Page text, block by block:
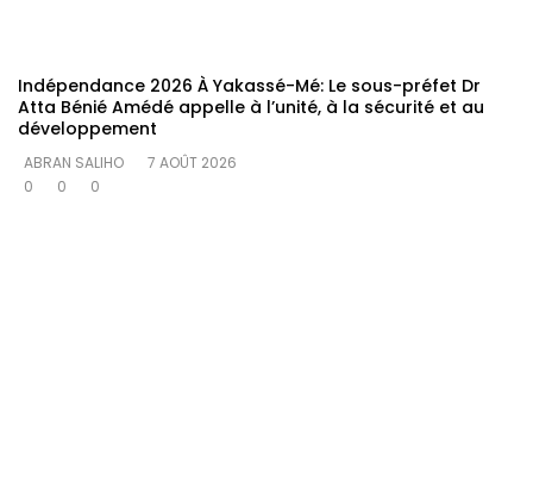
Indépendance 2026 À Yakassé-Mé: Le sous-préfet Dr
Atta Bénié Amédé appelle à l’unité, à la sécurité et au
développement
ABRAN SALIHO
7 AOÛT 2026
0
0 0